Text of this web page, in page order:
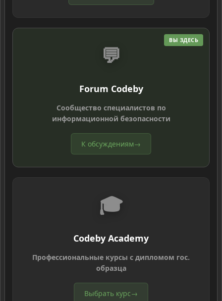
ВЫ ЗДЕСЬ
💬
Forum Codeby
Сообщество специалистов по
информационной безопасности
К обсуждениям→
🎓
Codeby Academy
Профессиональные курсы с дипломом гос.
образца
Выбрать курс→